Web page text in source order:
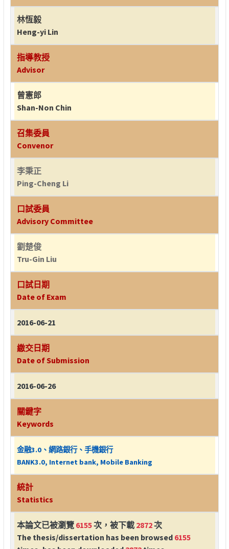
林恆毅
Heng-yi Lin
指導教授
Advisor
曾憲郎
Shan-Non Chin
召集委員
Convenor
李秉正
Ping-Cheng Li
口試委員
Advisory Committee
劉楚俊
Tru-Gin Liu
口試日期
Date of Exam
2016-06-21
繳交日期
Date of Submission
2016-06-26
關鍵字
Keywords
金融3.0、網路銀行、手機銀行
BANK3.0, Internet bank, Mobile Banking
統計
Statistics
本論文已被瀏覽 6155次，被下載 2872次
The thesis/dissertation has been browsed 6155